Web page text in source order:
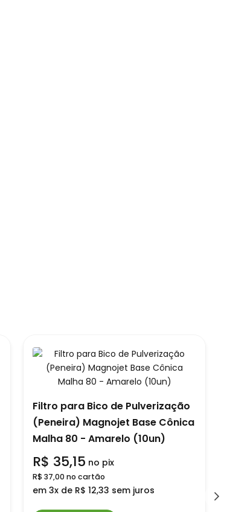
Filtro para Bico de Pulverização
(Peneira) Magnojet Base Cônica
Malha 80 - Amarelo (10un)
R$ 35,15 no pix
R$ 37,00 no cartão
em 3x de R$ 12,33 sem juros